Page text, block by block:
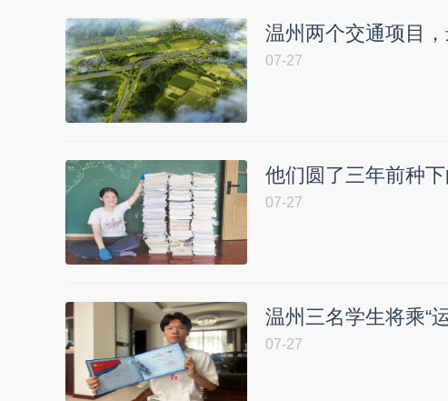
温州两个交通项目，
07-27
他们圆了三年前种下
07-27
温州三名学生将乘“
07-27